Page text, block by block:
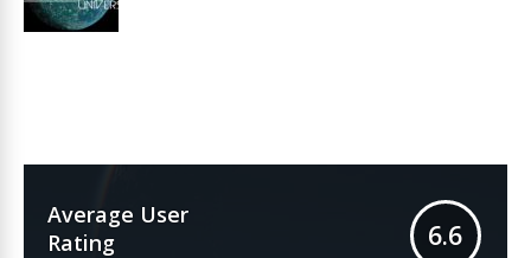
Average User
Rating
6.6